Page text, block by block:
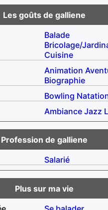
Les goûts de galliene
Balade
Bricolage/
Cuisine
Animation
Biographie
Bowling
Ambiance Jazz
Profession de galliene
Salarié
Plus sur ma vie